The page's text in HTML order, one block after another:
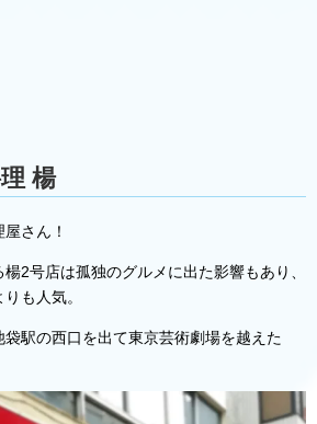
楊
さん！
2号店は孤独のグルメに出た影響もあり、
も人気。
駅の西口を出て東京芸術劇場を越えた